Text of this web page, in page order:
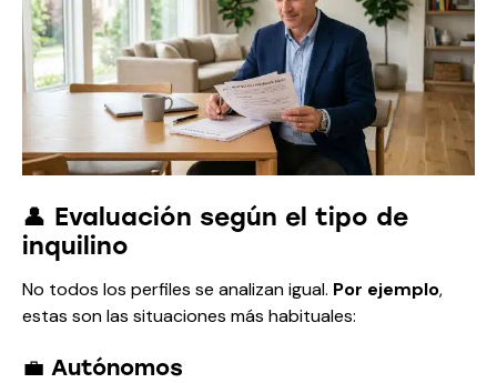
👤 Evaluación según el tipo de
inquilino
No todos los perfiles se analizan igual. Por ejemplo,
estas son las situaciones más habituales:
💼 Autónomos